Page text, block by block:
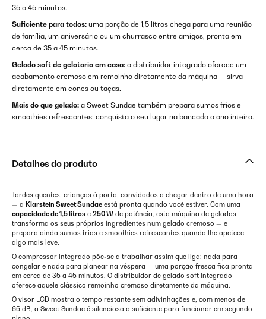
35 a 45 minutos.
Suficiente para todos: uma porção de 1,5 litros chega para uma reunião
de família, um aniversário ou um churrasco entre amigos, pronta em
cerca de 35 a 45 minutos.
Gelado soft de gelataria em casa: o distribuidor integrado oferece um
acabamento cremoso em remoinho diretamente da máquina — sirva
diretamente em cones ou taças.
Mais do que gelado: a Sweet Sundae também prepara sumos frios e
smoothies refrescantes: conquista o seu lugar na bancada o ano inteiro.
Detalhes do produto
Tardes quentes, crianças à porta, convidados a chegar dentro de uma hora
— a Klarstein Sweet Sundae está pronta quando você estiver. Com uma
capacidade de 1,5 litros e 250 W de potência, esta máquina de gelados
transforma os seus próprios ingredientes num gelado cremoso — e
prepara ainda sumos frios e smoothies refrescantes quando lhe apetece
algo mais leve.
O compressor integrado põe-se a trabalhar assim que liga: nada para
congelar e nada para planear na véspera — uma porção fresca fica pronta
em cerca de 35 a 45 minutos. O distribuidor de gelado soft integrado
oferece aquele clássico remoinho cremoso diretamente da máquina.
O visor LCD mostra o tempo restante sem adivinhações e, com menos de
65 dB, a Sweet Sundae é silenciosa o suficiente para funcionar em segundo